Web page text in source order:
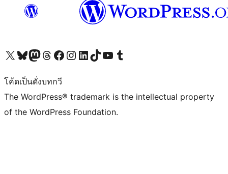
Visit our X (formerly Twitter) account
Visit our Bluesky account
Visit our Mastodon account
Visit our Threads account
Visit our Facebook page
Visit our Instagram account
Visit our LinkedIn account
Visit our TikTok account
Visit our YouTube channel
Visit our Tumblr account
โค้ดเป็นดั่งบทกวี
The WordPress® trademark is the intellectual property
of the WordPress Foundation.